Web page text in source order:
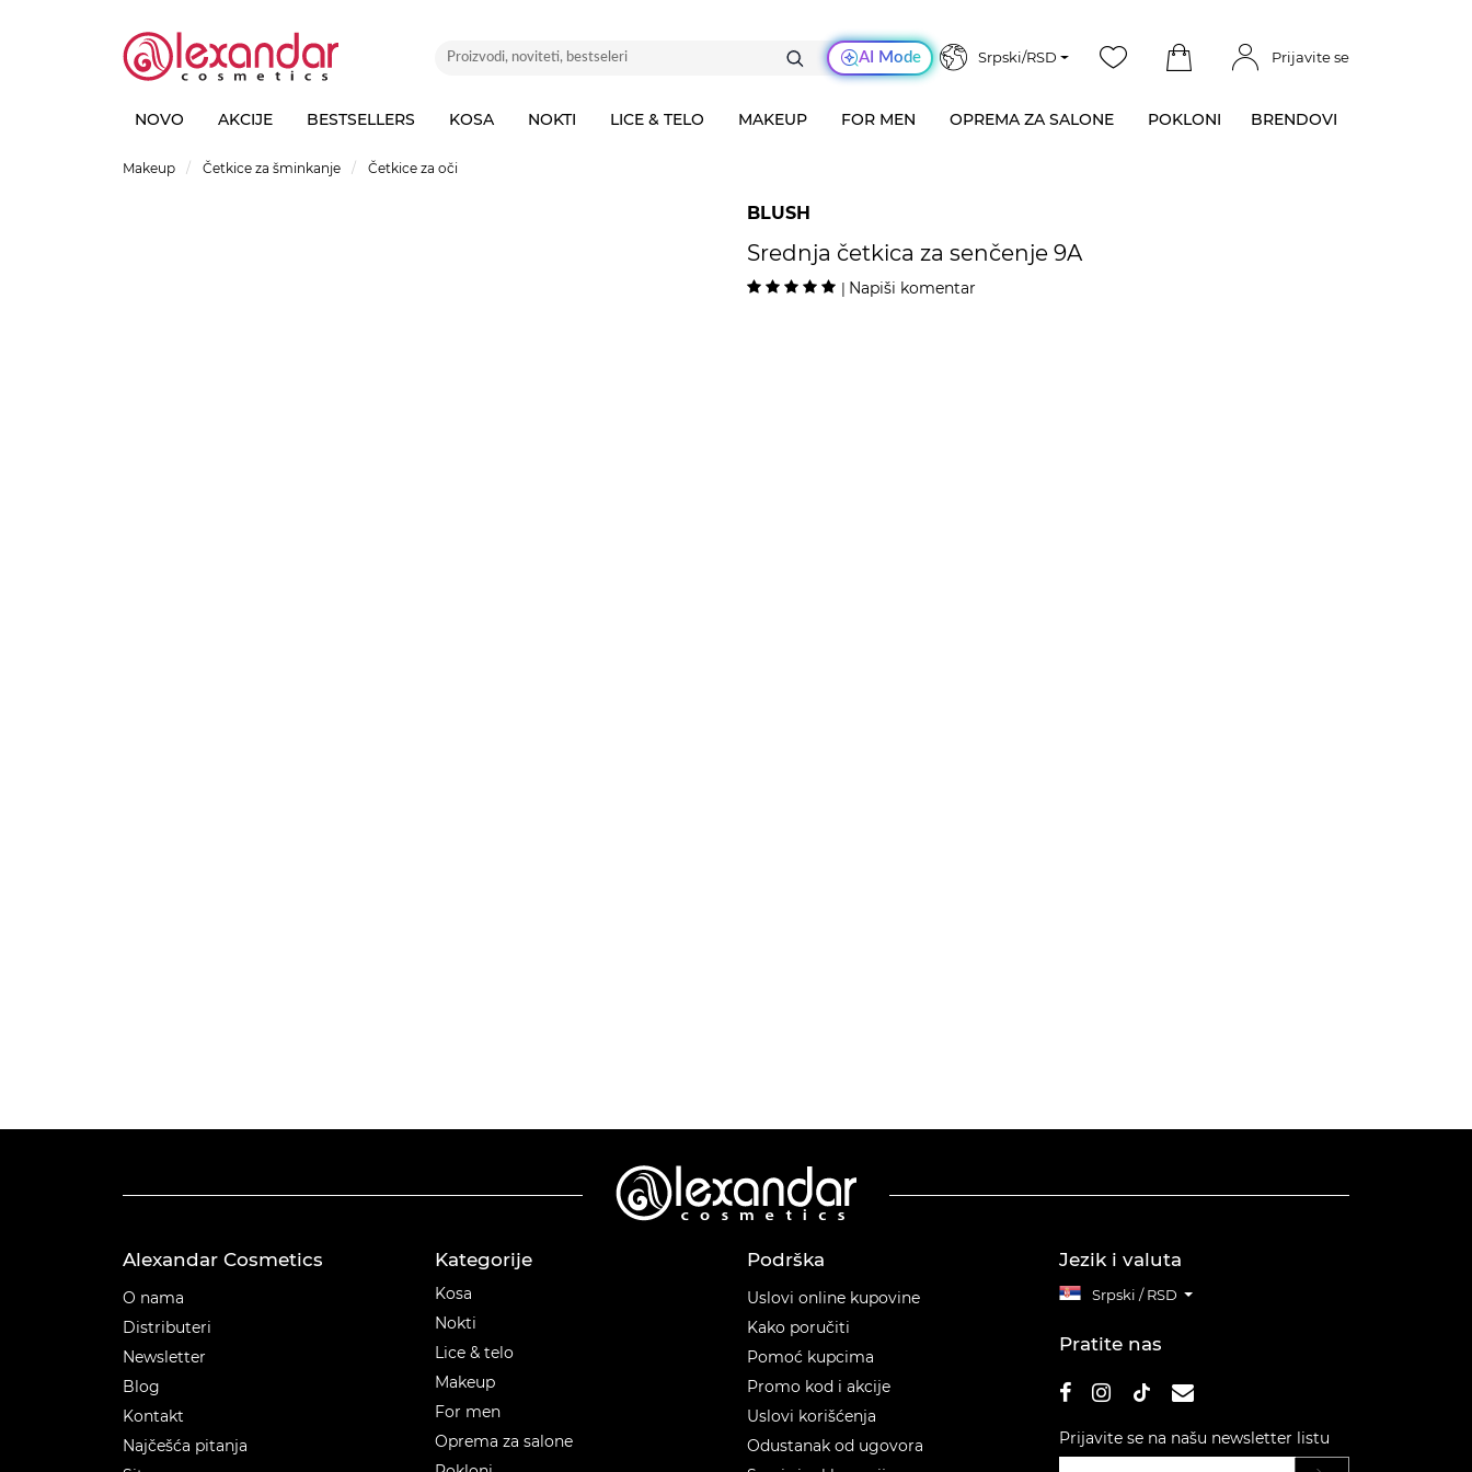
AI Mode Srpski/RSD Prijavite se
NOVO AKCIJE BESTSELLERS KOSA NOKTI LICE & TELO MAKEUP FOR MEN OPREMA ZA SALONE POKLONI BRENDOVI
Makeup Četkice za šminkanje Četkice za oči
BLUSH
Srednja četkica za senčenje 9A
| Napiši komentar
Alexandar Cosmetics
O nama
Distributeri
Newsletter
Blog
Kontakt
Najčešća pitanja
Kategorije
Kosa
Nokti
Lice & telo
Makeup
For men
Oprema za salone
Podrška
Uslovi online kupovine
Kako poručiti
Pomoć kupcima
Promo kod i akcije
Uslovi korišćenja
Odustanak od ugovora
Jezik i valuta
Srpski / RSD
Pratite nas
Prijavite se na našu newsletter listu